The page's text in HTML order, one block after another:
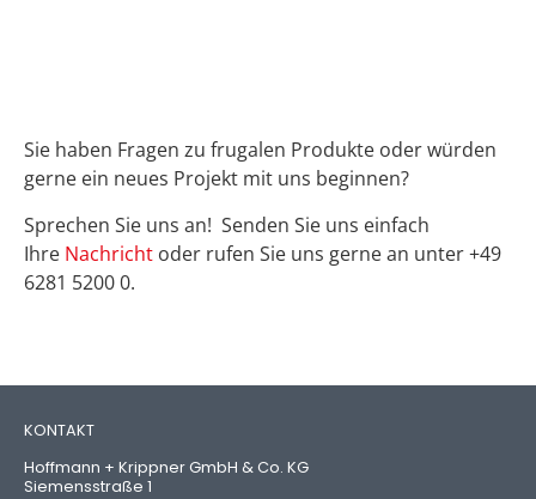
Sie haben Fragen zu frugalen Produkte oder würden
gerne ein neues Projekt mit uns beginnen?
Sprechen Sie uns an! Senden Sie uns einfach
Ihre Nachricht oder rufen Sie uns gerne an unter +49
6281 5200 0.
KONTAKT
Hoffmann + Krippner GmbH & Co. KG
Siemensstraße 1